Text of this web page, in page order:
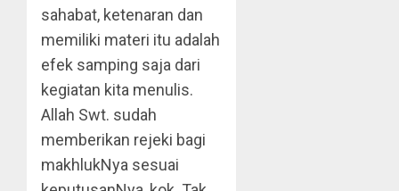
sahabat, ketenaran dan
memiliki materi itu adalah
efek samping saja dari
kegiatan kita menulis.
Allah Swt. sudah
memberikan rejeki bagi
makhlukNya sesuai